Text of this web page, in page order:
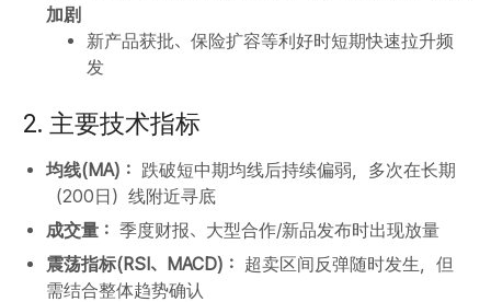
加剧
新产品获批、保险扩容等利好时短期快速拉升频
发
2. 主要技术指标
均线(MA)： 跌破短中期均线后持续偏弱，多次在长期
（200日）线附近寻底
成交量： 季度财报、大型合作/新品发布时出现放量
震荡指标(RSI、MACD)： 超卖区间反弹随时发生，但
需结合整体趋势确认